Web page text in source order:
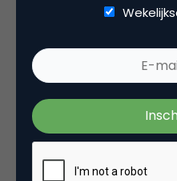
beschrijft. Dit zodat
wordt en of
9. Heb je de beste
segmenten voor
klant?